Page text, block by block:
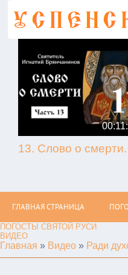
ГЛАВНАЯ СТРАНИЦА
ПОГОСТЫ СВЯТОЙ РУСИ
ВИДЕО
Главная » Видео » Ради